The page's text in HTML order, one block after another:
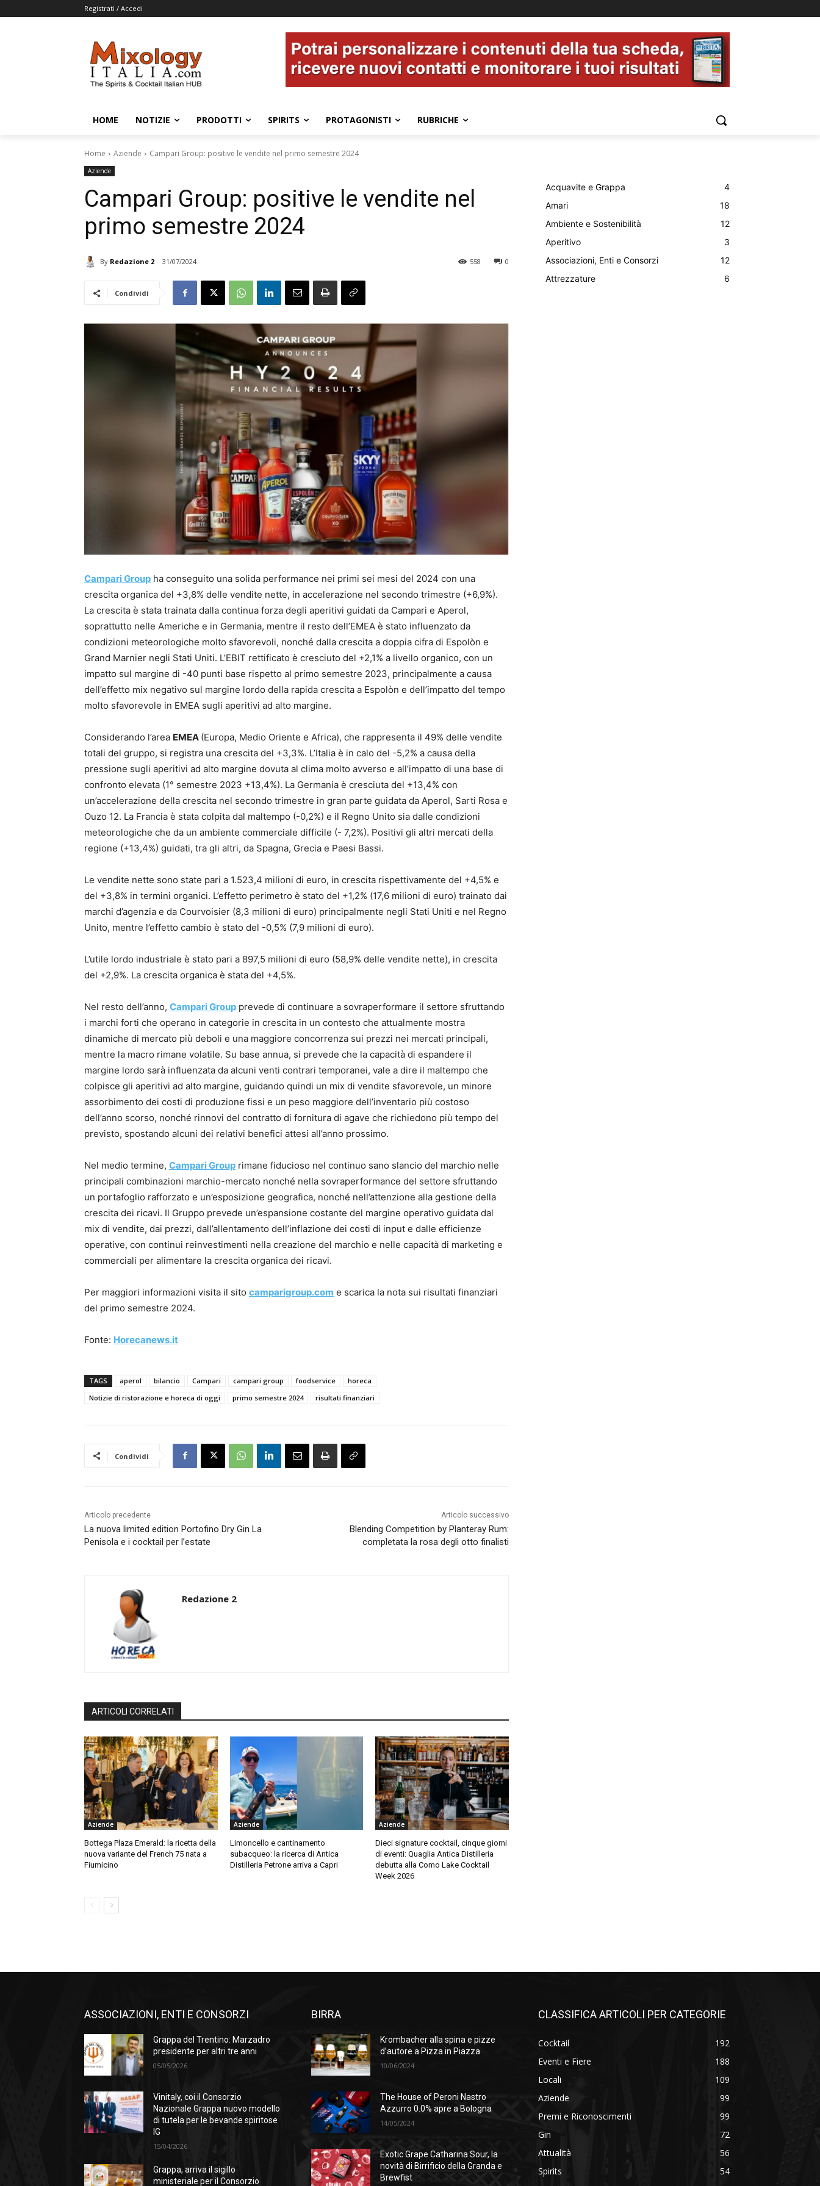
Registrati / Accedi
HOME NOTIZIE PRODOTTI SPIRITS PROTAGONISTI RUBRICHE
Home Aziende Campari Group: positive le vendite nel primo semestre 2024
Aziende
Campari Group: positive le vendite nel
primo semestre 2024
By Redazione 2 31/07/2024 0
558
Condividi
Campari Group ha conseguito una solida performance nei primi sei mesi del 2024 con una
crescita organica del +3,8% delle vendite nette, in accelerazione nel secondo trimestre (+6,9%).
La crescita è stata trainata dalla continua forza degli aperitivi guidati da Campari e Aperol,
soprattutto nelle Americhe e in Germania, mentre il resto dell’EMEA è stato influenzato da
condizioni meteorologiche molto sfavorevoli, nonché dalla crescita a doppia cifra di Espolòn e
Grand Marnier negli Stati Uniti. L’EBIT rettificato è cresciuto del +2,1% a livello organico, con un
impatto sul margine di -40 punti base rispetto al primo semestre 2023, principalmente a causa
dell’effetto mix negativo sul margine lordo della rapida crescita a Espolòn e dell’impatto del tempo
molto sfavorevole in EMEA sugli aperitivi ad alto margine.
Considerando l’area EMEA (Europa, Medio Oriente e Africa), che rappresenta il 49% delle vendite
totali del gruppo, si registra una crescita del +3,3%. L’Italia è in calo del -5,2% a causa della
pressione sugli aperitivi ad alto margine dovuta al clima molto avverso e all’impatto di una base di
confronto elevata (1° semestre 2023 +13,4%). La Germania è cresciuta del +13,4% con
un’accelerazione della crescita nel secondo trimestre in gran parte guidata da Aperol, Sarti Rosa e
Ouzo 12. La Francia è stata colpita dal maltempo (-0,2%) e il Regno Unito sia dalle condizioni
meteorologiche che da un ambiente commerciale difficile (- 7,2%). Positivi gli altri mercati della
regione (+13,4%) guidati, tra gli altri, da Spagna, Grecia e Paesi Bassi.
Le vendite nette sono state pari a 1.523,4 milioni di euro, in crescita rispettivamente del +4,5% e
del +3,8% in termini organici. L’effetto perimetro è stato del +1,2% (17,6 milioni di euro) trainato dai
marchi d’agenzia e da Courvoisier (8,3 milioni di euro) principalmente negli Stati Uniti e nel Regno
Unito, mentre l’effetto cambio è stato del -0,5% (7,9 milioni di euro).
L’utile lordo industriale è stato pari a 897,5 milioni di euro (58,9% delle vendite nette), in crescita
del +2,9%. La crescita organica è stata del +4,5%.
Nel resto dell’anno, Campari Group prevede di continuare a sovraperformare il settore sfruttando
i marchi forti che operano in categorie in crescita in un contesto che attualmente mostra
dinamiche di mercato più deboli e una maggiore concorrenza sui prezzi nei mercati principali,
mentre la macro rimane volatile. Su base annua, si prevede che la capacità di espandere il
margine lordo sarà influenzata da alcuni venti contrari temporanei, vale a dire il maltempo che
colpisce gli aperitivi ad alto margine, guidando quindi un mix di vendite sfavorevole, un minore
assorbimento dei costi di produzione fissi e un peso maggiore dell’inventario più costoso
dell’anno scorso, nonché rinnovi del contratto di fornitura di agave che richiedono più tempo del
previsto, spostando alcuni dei relativi benefici attesi all’anno prossimo.
Nel medio termine, Campari Group rimane fiducioso nel continuo sano slancio del marchio nelle
principali combinazioni marchio-mercato nonché nella sovraperformance del settore sfruttando
un portafoglio rafforzato e un’esposizione geografica, nonché nell’attenzione alla gestione della
crescita dei ricavi. Il Gruppo prevede un’espansione costante del margine operativo guidata dal
mix di vendite, dai prezzi, dall’allentamento dell’inflazione dei costi di input e dalle efficienze
operative, con continui reinvestimenti nella creazione del marchio e nelle capacità di marketing e
commerciali per alimentare la crescita organica dei ricavi.
Per maggiori informazioni visita il sito camparigroup.com e scarica la nota sui risultati finanziari
del primo semestre 2024.
Fonte: Horecanews.it
TAGS aperol bilancio Campari campari group foodservice
horeca
Notizie di ristorazione e horeca di oggi
primo semestre 2024 risultati finanziari
Condividi
Articolo precedente
La nuova limited edition Portofino Dry Gin La
Penisola e i cocktail per l’estate
Articolo successivo
Blending Competition by Planteray Rum:
completata la rosa degli otto finalisti
Redazione 2
ARTICOLI CORRELATI
Aziende
Bottega Plaza Emerald: la ricetta della
nuova variante del French 75 nata a
Fiumicino
Aziende
Limoncello e cantinamento
subacqueo: la ricerca di Antica
Distilleria Petrone arriva a Capri
Aziende
Dieci signature cocktail, cinque giorni
di eventi: Quaglia Antica Distilleria
debutta alla Como Lake Cocktail
Week 2026
Acquavite e Grappa
4
Amari
18
Ambiente e Sostenibilità
12
Aperitivo
3
Associazioni, Enti e Consorzi
12
Attrezzature
6
ASSOCIAZIONI, ENTI E CONSORZI
Grappa del Trentino: Marzadro
presidente per altri tre anni
05/05/2026
Vinitaly, coi il Consorzio
Nazionale Grappa nuovo modello
di tutela per le bevande spiritose
IG
15/04/2026
Grappa, arriva il sigillo
ministeriale per il Consorzio
BIRRA
Krombacher alla spina e pizze
d’autore a Pizza in Piazza
10/06/2024
The House of Peroni Nastro
Azzurro 0.0% apre a Bologna
14/05/2024
Exotic Grape Catharina Sour, la
novità di Birrificio della Granda e
Brewfist
CLASSIFICA ARTICOLI PER CATEGORIE
Cocktail
192
Eventi e Fiere
188
Locali
109
Aziende
99
Premi e Riconoscimenti
99
Gin
72
Attualità
56
Spirits
54